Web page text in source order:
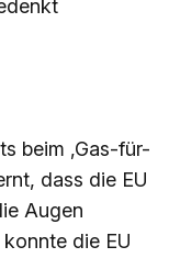
beim ‚Gas-für-
dass die EU
Augen
die EU